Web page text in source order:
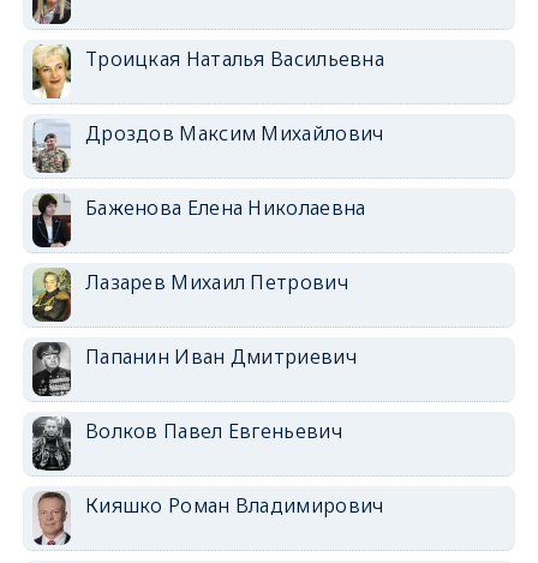
Троицкая Наталья Васильевна
Дроздов Максим Михайлович
Баженова Елена Николаевна
Лазарев Михаил Петрович
Папанин Иван Дмитриевич
Волков Павел Евгеньевич
Кияшко Роман Владимирович